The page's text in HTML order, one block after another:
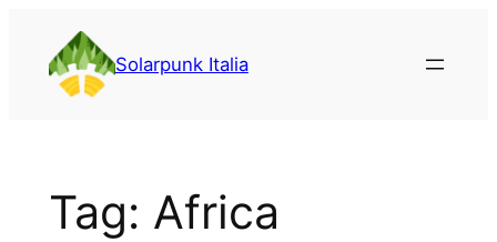
contenuto
Solarpunk Italia
Tag: Africa